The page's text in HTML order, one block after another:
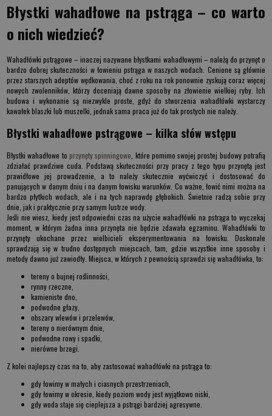
Błystki wahadłowe na pstrąga – co warto
o nich wiedzieć?
Wahadłówki pstrągowe –inaczej nazywane błystkami wahadłowymi – należą do przynęt o
bardzo dobrej skuteczności w łowieniu pstrąga w naszych wodach. Cenione są głównie
przez starszych adeptów wędkowania, choć z roku na rok ponownie zyskują coraz więcej
nowych zwolenników, którzy doceniają dawne sposoby na złowienie wielkiej ryby. Ich
budowa i wykonanie są niezwykle proste, gdyż do stworzenia wahadłówki wystarczy
kawałek blaszki lub muszelki, jednak sama praca już do tak prostych nie należy.
Błystki wahadłowe pstrągowe – kilka słów wstępu
Błystki wahadłowe to przynęty spinningowe , które pomimo swojej prostej budowy potrafią
zdziałać prawdziwe cuda. Podstawą skuteczności przy pracy z tego typu przynętą jest
prawidłowe jej prowadzenie, a to należy skutecznie wyćwiczyć i dostosować do
panujących w danym dniu i na danym łowisku warunków. Co ważne, łowić nimi można na
bardzo płytkich wodach, ale i na tych naprawdę głębokich. Świetnie radzą sobie przy
dnie, jak i praktycznie przy samym lustrze wody.
Jeśli nie wiesz, kiedy jest odpowiedni czas na użyciewahadłówki na pstrąga to wyczekaj
moment, w którym żadna inna przynęta nie będzie zdawała egzaminu. Wahadłówki to
przynęty ukochane przez wielbicieli eksperymentowania na łowisku. Doskonale
sprawdzają się w trudno dostępnych miejscach, tam, gdzie wszystkie inne sposoby i
metody dawno już zawiodły. Miejsca, w których z pewnością sprawdzi się wahadłówka, to:
tereny o bujnej roślinności,
rynny rzeczne,
kamieniste dno,
podwodne głazy,
obszary wlewów i przelewów,
tereny o nierównym dnie,
podwodne rowy i spadki,
nierówne brzegi.
Z kolei najlepszy czas na to, aby zastosowaćwahadłówki na pstrąga to:
gdy łowimy w małych i ciasnych przestrzeniach,
gdy łowimy w okresie, kiedy poziom wody jest wyjątkowo niski,
gdy woda staje się cieplejsza a pstrągi bardziej agresywne.